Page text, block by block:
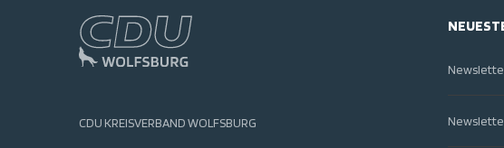
CDU KREISVERBAND WOLFSBURG